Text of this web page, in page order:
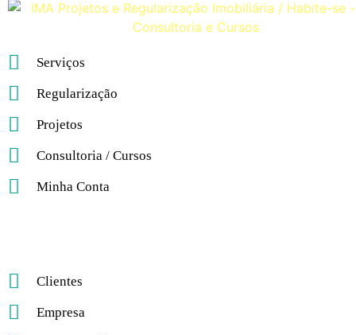
Serviços
Regularização
Projetos
Consultoria / Cursos
Minha Conta
Clientes
Empresa